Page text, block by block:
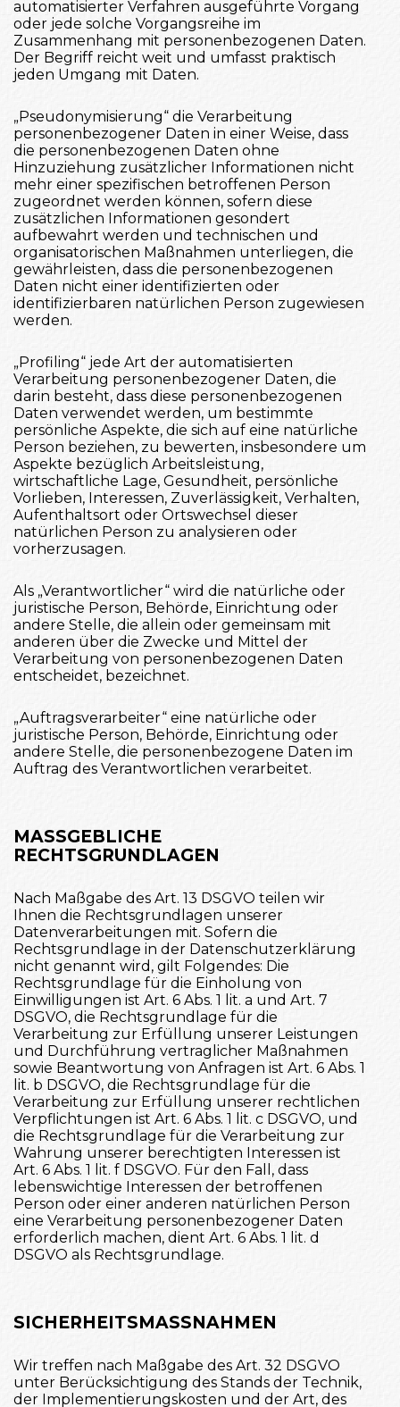
automatisierter Verfahren ausgeführte Vorgang
oder jede solche Vorgangsreihe im
Zusammenhang mit personenbezogenen Daten.
Der Begriff reicht weit und umfasst praktisch
jeden Umgang mit Daten.
„Pseudonymisierung“ die Verarbeitung
personenbezogener Daten in einer Weise, dass
die personenbezogenen Daten ohne
Hinzuziehung zusätzlicher Informationen nicht
mehr einer spezifischen betroffenen Person
zugeordnet werden können, sofern diese
zusätzlichen Informationen gesondert
aufbewahrt werden und technischen und
organisatorischen Maßnahmen unterliegen, die
gewährleisten, dass die personenbezogenen
Daten nicht einer identifizierten oder
identifizierbaren natürlichen Person zugewiesen
werden.
„Profiling“ jede Art der automatisierten
Verarbeitung personenbezogener Daten, die
darin besteht, dass diese personenbezogenen
Daten verwendet werden, um bestimmte
persönliche Aspekte, die sich auf eine natürliche
Person beziehen, zu bewerten, insbesondere um
Aspekte bezüglich Arbeitsleistung,
wirtschaftliche Lage, Gesundheit, persönliche
Vorlieben, Interessen, Zuverlässigkeit, Verhalten,
Aufenthaltsort oder Ortswechsel dieser
natürlichen Person zu analysieren oder
vorherzusagen.
Als „Verantwortlicher“ wird die natürliche oder
juristische Person, Behörde, Einrichtung oder
andere Stelle, die allein oder gemeinsam mit
anderen über die Zwecke und Mittel der
Verarbeitung von personenbezogenen Daten
entscheidet, bezeichnet.
„Auftragsverarbeiter“ eine natürliche oder
juristische Person, Behörde, Einrichtung oder
andere Stelle, die personenbezogene Daten im
Auftrag des Verantwortlichen verarbeitet.
MASSGEBLICHE R
ECHTSGRUNDLAGEN
Nach Maßgabe des Art. 13 DSGVO teilen wir
Ihnen die Rechtsgrundlagen unserer
Datenverarbeitungen mit. Sofern die
Rechtsgrundlage in der Datenschutzerklärung
nicht genannt wird, gilt Folgendes: Die
Rechtsgrundlage für die Einholung von
Einwilligungen ist Art. 6 Abs. 1 lit. a und Art. 7
DSGVO, die Rechtsgrundlage für die
Verarbeitung zur Erfüllung unserer Leistungen
und Durchführung vertraglicher Maßnahmen
sowie Beantwortung von Anfragen ist Art. 6 Abs. 1
lit. b DSGVO, die Rechtsgrundlage für die
Verarbeitung zur Erfüllung unserer rechtlichen
Verpflichtungen ist Art. 6 Abs. 1 lit. c DSGVO, und
die Rechtsgrundlage für die Verarbeitung zur
Wahrung unserer berechtigten Interessen ist
Art. 6 Abs. 1 lit. f DSGVO. Für den Fall, dass
lebenswichtige Interessen der betroffenen
Person oder einer anderen natürlichen Person
eine Verarbeitung personenbezogener Daten
erforderlich machen, dient Art. 6 Abs. 1 lit. d
DSGVO als Rechtsgrundlage.
SICHERHEITSMASSNAHMEN
Wir treffen nach Maßgabe des Art. 32 DSGVO
unter Berücksichtigung des Stands der Technik,
der Implementierungskosten und der Art, des